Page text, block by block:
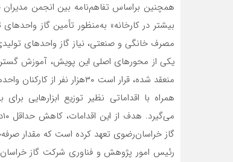
همچنین براساس تفاهم‌نامه بین انجمن
بیشتر در کارخانه» به‌منظور تأمین گاز
مصرف خانگی و صنعتی، نیاز گاز واحدهای
یکی از محورهای اصلی این پویش، آموزش
منعقد شده، قرار است
همراه با اقداماتی نظیر توزیع
گاز خراسان‌رضوی تعهد کرده است که مقدار
رئیس امور پژوهش و فناوری شرکت گاز